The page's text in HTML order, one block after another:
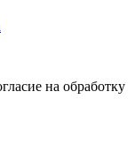
на обработку